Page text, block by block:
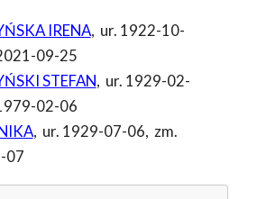
IRENA, ur. 1922-10-
09-25
STEFAN, ur. 1929-02-
02-06
, ur. 1929-07-06, zm.
07